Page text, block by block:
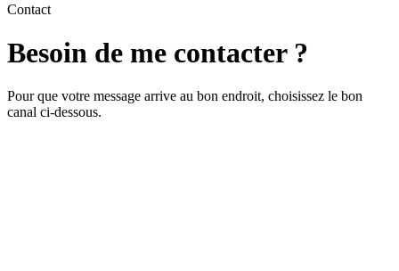
Contact
Besoin de me contacter ?
Pour que votre message arrive au bon endroit, choisissez le bon
canal ci-dessous.